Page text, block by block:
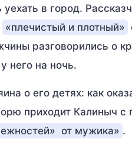
в город.
«плечистый и плотный»
разговорились о
него на ночь.
о его детях: как
приходит Калиныч с
от мужика» .